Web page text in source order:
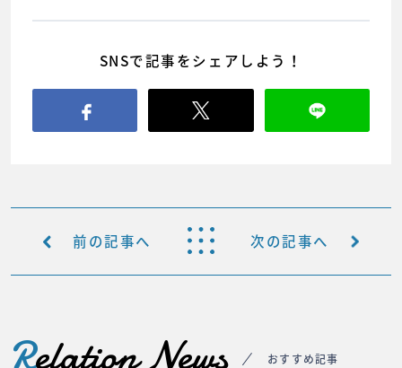
SNSで記事をシェアしよう！
前の記事へ 次の記事へ
Relation News おすすめ記事